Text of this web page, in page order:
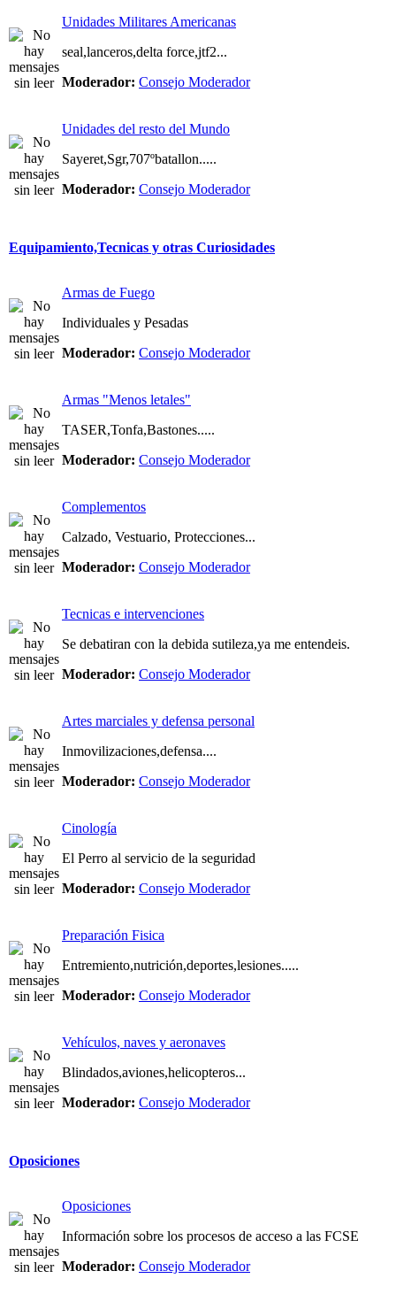
Unidades Militares Americanas
seal,lanceros,delta force,jtf2...
Moderador: Consejo Moderador
Unidades del resto del Mundo
Sayeret,Sgr,707ºbatallon.....
Moderador: Consejo Moderador
Equipamiento,Tecnicas y otras Curiosidades
Armas de Fuego
Individuales y Pesadas
Moderador: Consejo Moderador
Armas "Menos letales"
TASER,Tonfa,Bastones.....
Moderador: Consejo Moderador
Complementos
Calzado, Vestuario, Protecciones...
Moderador: Consejo Moderador
Tecnicas e intervenciones
Se debatiran con la debida sutileza,ya me entendeis.
Moderador: Consejo Moderador
Artes marciales y defensa personal
Inmovilizaciones,defensa....
Moderador: Consejo Moderador
Cinología
El Perro al servicio de la seguridad
Moderador: Consejo Moderador
Preparación Fisica
Entremiento,nutrición,deportes,lesiones.....
Moderador: Consejo Moderador
Vehículos, naves y aeronaves
Blindados,aviones,helicopteros...
Moderador: Consejo Moderador
Oposiciones
Oposiciones
Información sobre los procesos de acceso a las FCSE
Moderador: Consejo Moderador